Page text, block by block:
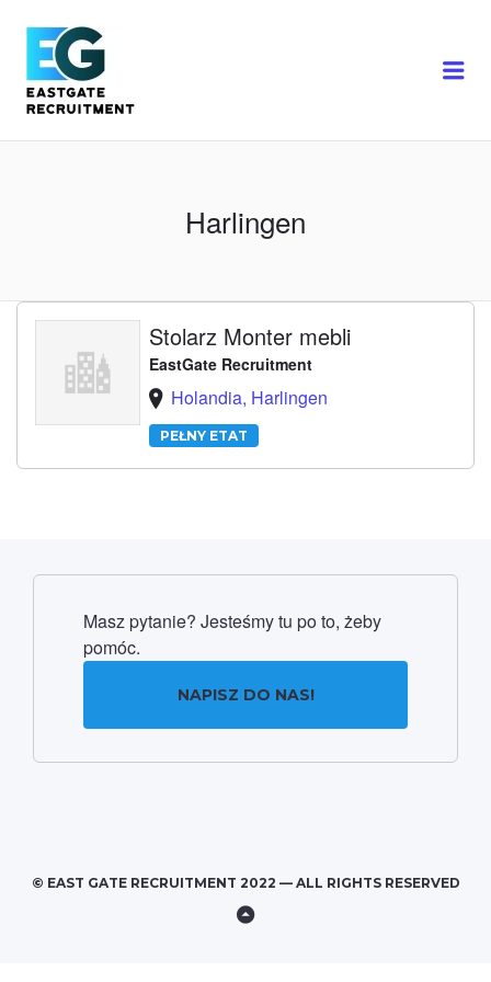
Harlingen
Stolarz Monter mebli
EastGate Recruitment
Holandia, Harlingen
PEŁNY ETAT
Masz pytanie? Jesteśmy tu po to, żeby
pomóc.
NAPISZ DO NAS!
© EAST GATE RECRUITMENT 2022 — ALL RIGHTS RESERVED
Back